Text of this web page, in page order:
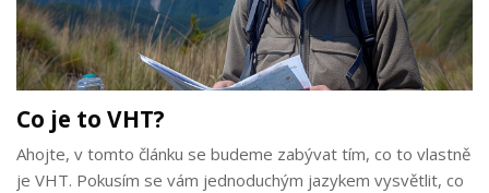
Co je to VHT?
Ahojte, v tomto článku se budeme zabývat tím, co to vlastně
je VHT. Pokusím se vám jednoduchým jazykem vysvětlit, co